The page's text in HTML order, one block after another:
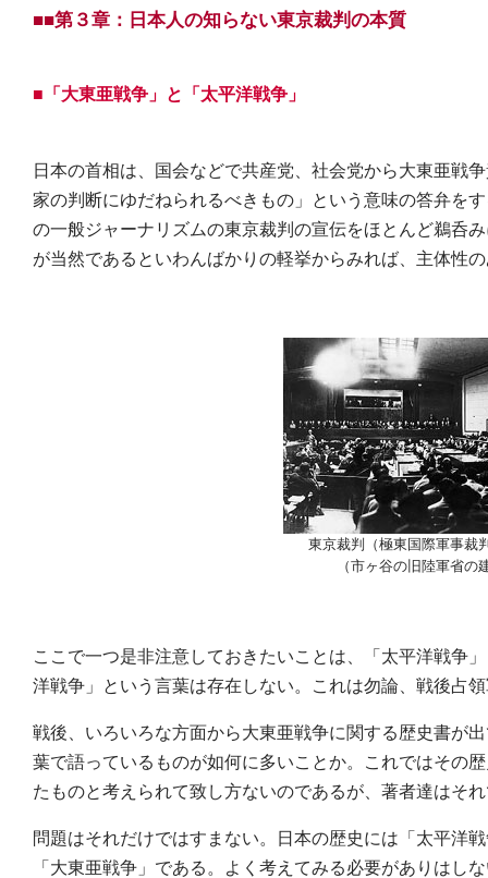
■■第３章：日本人の知らない東京裁判の本質
■「大東亜戦争」と「太平洋戦争」
日本の首相は、国会などで共産党、社会党から大東亜戦
家の判断にゆだねられるべきもの」という意味の答弁を
の一般ジャーナリズムの東京裁判の宣伝をほとんど鵜呑
が当然であるといわんばかりの軽挙からみれば、主体性
東京裁判（極東国際軍事裁
（市ヶ谷の旧陸軍省の
ここで一つ是非注意しておきたいことは、「太平洋戦争
洋戦争」という言葉は存在しない。これは勿論、戦後占
戦後、いろいろな方面から大東亜戦争に関する歴史書が
葉で語っているものが如何に多いことか。これではその
たものと考えられて致し方ないのであるが、著者達はそ
問題はそれだけではすまない。日本の歴史には「太平洋
「大東亜戦争」である。よく考えてみる必要がありはし